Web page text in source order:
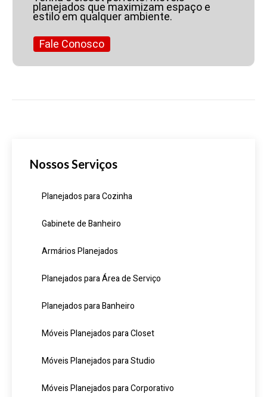
planejados que maximizam espaço e
estilo em qualquer ambiente.
Fale Conosco
Nossos Serviços
Planejados para Cozinha
Gabinete de Banheiro
Armários Planejados
Planejados para Área de Serviço
Planejados para Banheiro
Móveis Planejados para Closet
Móveis Planejados para Studio
Móveis Planejados para Corporativo